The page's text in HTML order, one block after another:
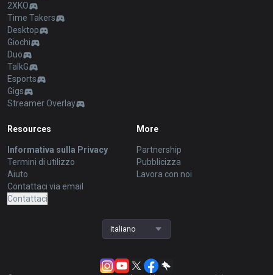
2XKO
Time Takers
Desktop
Giochi
Duo
TalkG
Esports
Gigs
Streamer Overlay
Resources
Informativa sulla Privacy
Termini di utilizzo
Aiuto
Contattaci via email
Contattaci
More
Partnership
Pubblicizza
Lavora con noi
italiano